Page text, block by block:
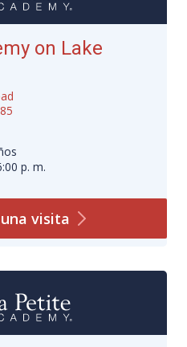
on Lake
p. m.
visita